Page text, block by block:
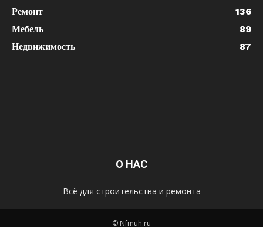
Ремонт
136
Мебель
89
Недвижимость
87
О НАС
Всё для строительства и ремонта
© Nfmuh.ru